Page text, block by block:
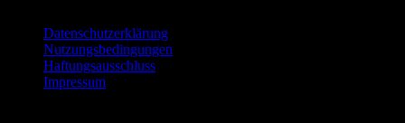
Datenschutzerklärung
Nutzungsbedingungen
Haftungsausschluss
Impressum